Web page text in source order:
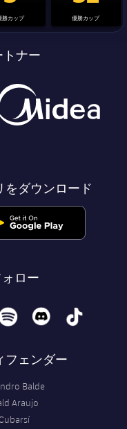
勝カップ 優勝カップ
トナー
をダウンロード
ロー
discord tiktok
フェンダー
Balde
Araujo